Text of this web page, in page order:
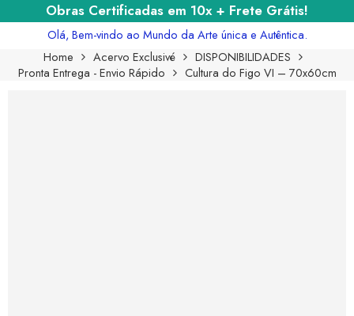
Obras Certificadas em 10x + Frete Grátis!
Olá, Bem-vindo ao Mundo da Arte única e Autêntica.
Home
Acervo Exclusivé
DISPONIBILIDADES
Pronta Entrega - Envio Rápido
Cultura do Figo VI – 70x60cm